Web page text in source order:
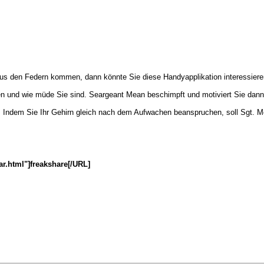
den Federn kommen, dann könnte Sie diese Handyapplikation
wie müde Sie sind. Seargeant Mean beschimpft und motiviert Sie
Sie Ihr Gehirn gleich nach dem Aufwachen beanspruchen, soll Sgt.
URL]